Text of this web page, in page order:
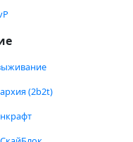
(2b2t)